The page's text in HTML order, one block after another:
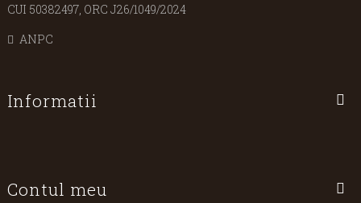
CUI 50382497, ORC J26/1049/2024
ANPC
Informatii
Contul meu